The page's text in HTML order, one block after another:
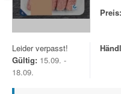
Preis:
Leider verpasst!
Gültig: 15.09. -
18.09.